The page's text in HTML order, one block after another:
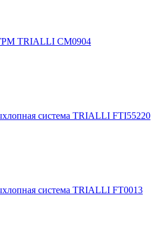
TRIALLI CM0904
система TRIALLI FTI55220
система TRIALLI FT0013